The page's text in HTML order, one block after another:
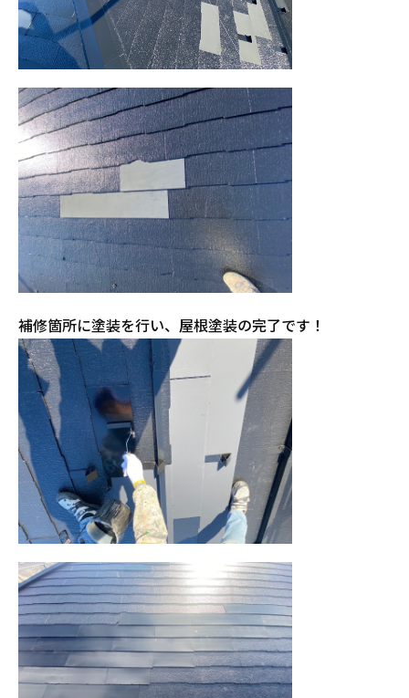
補修箇所に塗装を行い、屋根塗装の完了です！